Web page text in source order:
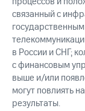
связанный с
в России и СНГ;
с финансовым
выше и/или
могут повлиять
результаты.